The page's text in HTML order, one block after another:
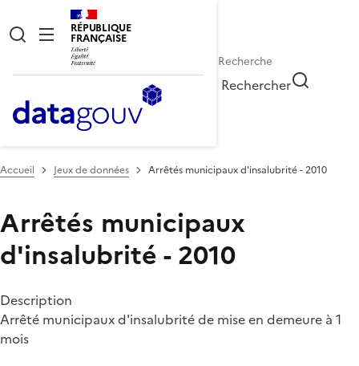
RÉPUBLIQUE
FRANÇAISE
Rechercher
Accueil Jeux de données Arrêtés municipaux d'insalubrité - 2010
Arrêtés municipaux
d'insalubrité - 2010
Description
Arrêté municipaux d'insalubrité de mise en demeure à 1
mois